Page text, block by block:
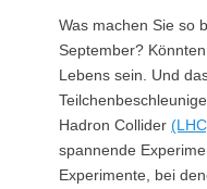
Was machen Sie so
September?
Lebens sein. Und
Hadron Collider
spannende
Experimente, bei